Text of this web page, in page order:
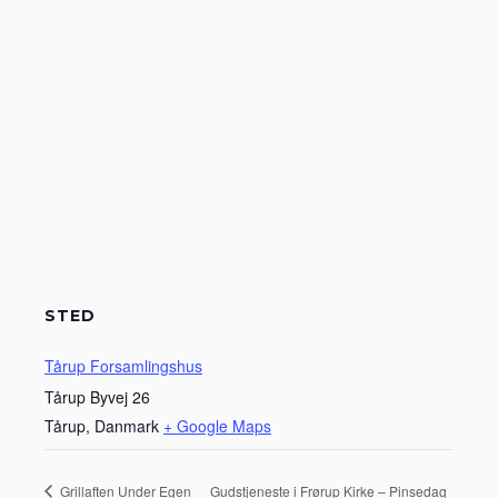
STED
Tårup Forsamlingshus
Tårup Byvej 26
Tårup, Danmark + Google Maps
Grillaften Under Egen Gudstjeneste i Frørup Kirke – Pinsedag